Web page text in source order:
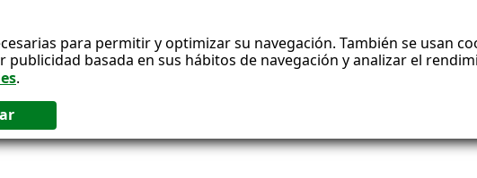
para permitir y optimizar su navegación. También se usan
basada en sus hábitos de navegación y analizar el
.